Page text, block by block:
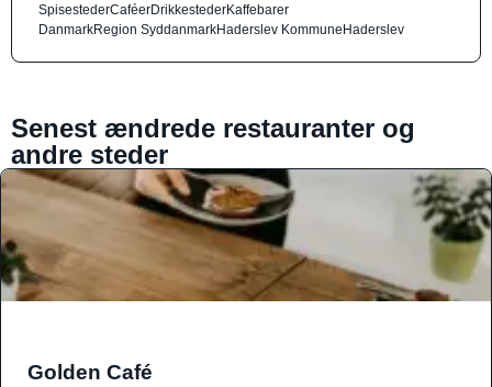
SpisestederCaféerDrikkestederKaffebarer
DanmarkRegion SyddanmarkHaderslev KommuneHaderslev
Senest ændrede restauranter og
andre steder
Golden Café